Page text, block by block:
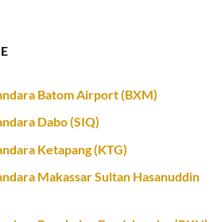
Batom Airport (BXM)
Dabo (SIQ)
Ketapang (KTG)
Makassar Sultan Hasanuddin